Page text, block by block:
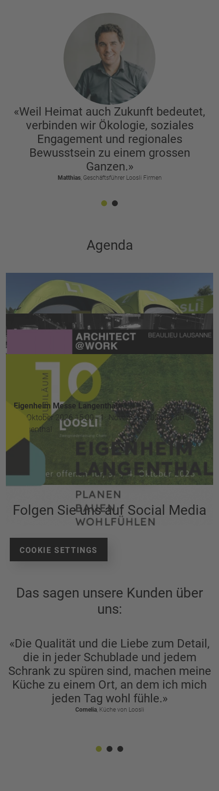
«Weil Heimat auch Zukunft bedeutet,
verbinden wir Ökologie, soziales
Engagement und regionales
Bewusstsein zu einem grossen
Ganzen.»
Matthias, Geschäftsführer Loosli Firmen
Agenda
Bike Village Huttwil
5. September 2026 10:00 - 6. September 2026 16:00
Campus Huttwil
Architect@work
30. September 2026 00:00 - 1. Oktober 2026 00:00
Tag der offenen Tür Cham
3. Oktober 2026 09:00 - 4. Oktober 2026 16:00
Sinserstrasse 116, 6330 Cham
Eigenheim Messe Langenthal
30. Oktober 2026 15:00 - 1. November 2026 17:00
Langenthal
ALLE EVENTS
Folgen Sie uns auf Social Media
COOKIE SETTINGS
Das sagen unsere Kunden über
uns:
«Die Qualität und die Liebe zum Detail,
die in jeder Schublade und jedem
Schrank zu spüren sind, machen meine
Küche zu einem Ort, an dem ich mich
jeden Tag wohl fühle.»
Cornelia, Küche von Loosli